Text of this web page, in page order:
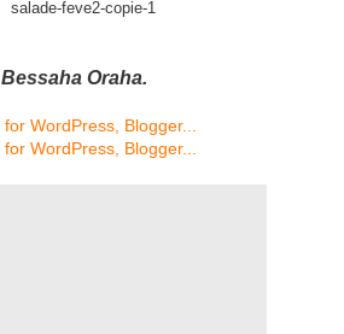
Bessaha Oraha.